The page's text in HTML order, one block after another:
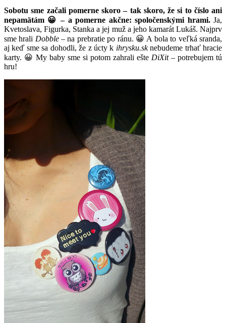
Sobotu sme začali pomerne skoro – tak skoro, že si to číslo ani
nepamätám 😀 – a pomerne akčne: spoločenskými hrami.Ja,
Kvetoslava, Figurka, Stanka a jej muž a jeho kamarát Lukáš. Najprv
sme hrali Dobble– na prebratie po ránu. 😀 A bola to veľká sranda,
aj keď sme sa dohodli, že z úcty k ihrysku.sknebudeme trhať hracie
karty. 😀 My baby sme si potom zahrali ešte DiXit– potrebujem tú
hru!